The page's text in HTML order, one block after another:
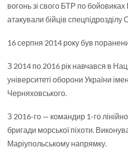
вогонь зі свого БТР по бойовиках
атакували бійців
16 серпня 2014 року був
З 2014 по 2016 рік навчався в
університеті оборони України
Черняховського.
З 2016-го — командир 1-го
бригади морської піхоти.
Маріупольському напрямку.